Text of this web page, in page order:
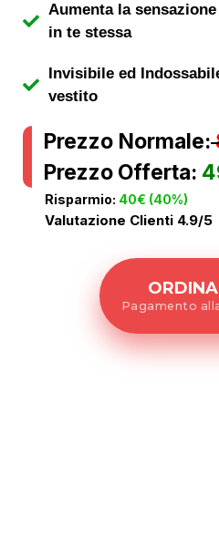
Aumenta la
in te stessa
Invisibile ed
vestito
Prezzo Normale:
Prezzo Offerta:
Risparmio: 40€ (40%)
Valutazione Clienti 4.9/5
Pagamento